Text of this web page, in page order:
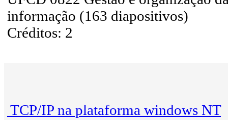
informação (163 diapositivos)
Créditos: 2
TCP/IP na plataforma windows NT